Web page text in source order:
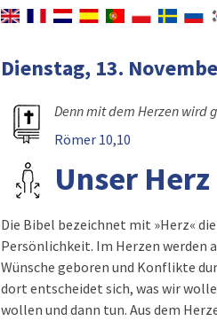
Dienstag, 13.
Denn mit dem Herzen wird
Römer 10,10
Unser Herz
Die Bibel bezeichnet mit »Herz«
Persönlichkeit. Im Herzen werden
Wünsche geboren und Konflikte
dort entscheidet sich, was wir
wollen und dann tun. Aus dem